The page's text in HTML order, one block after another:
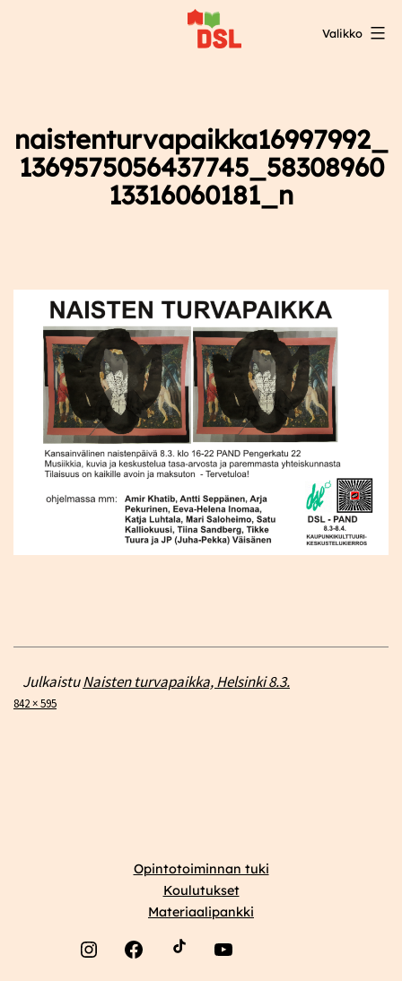
Valikko
naistenturvapaikka16997992_
1369575056437745_58308960
13316060181_n
JulkaistuNaisten turvapaikka, Helsinki 8.3.
Täysikokoinen
842 × 595
Opintotoiminnan tuki
Koulutukset
Materiaalipankki